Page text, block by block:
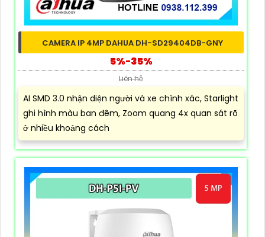
CAMERA IP 4MP DAHUA DH-SD29404DB-GNY
5%-35%
Liên hệ
AI SMD 3.0 nhận diện người và xe chính xác, Starlight
ghi hình màu ban đêm, Zoom quang 4x quan sát rõ
ở nhiều khoảng cách